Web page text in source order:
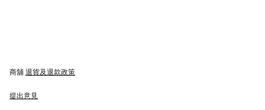
商舖 退貨及退款政策
提出意見